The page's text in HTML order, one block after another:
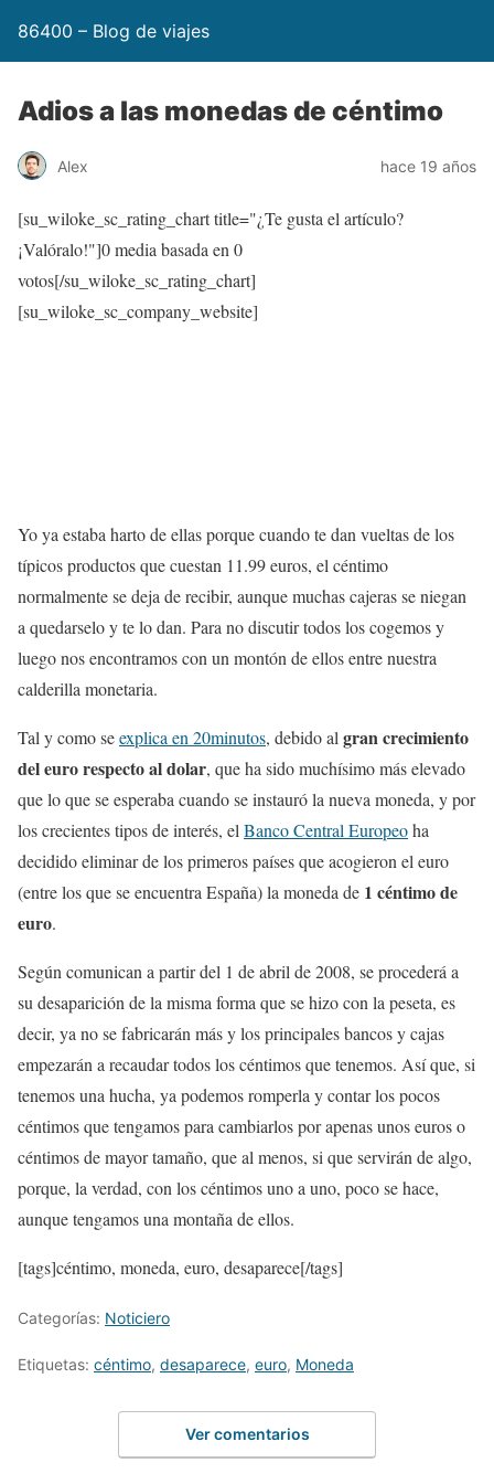
86400 – Blog de viajes
Adios a las monedas de céntimo
Alex hace 19 años
[su_wiloke_sc_rating_chart title="¿Te gusta el artículo?
¡Valóralo!"]0media basada en 0
votos[/su_wiloke_sc_rating_chart]
[su_wiloke_sc_company_website]
Yo ya estaba harto de ellas porque cuando te dan vueltas de los
típicos productos que cuestan 11.99 euros, el céntimo
normalmente se deja de recibir, aunque muchas cajeras se niegan
a quedarselo y te lo dan. Para no discutir todos los cogemos y
luego nos encontramos con un montón de ellos entre nuestra
calderilla monetaria.
Tal y como seexplica en 20minutos, debido algran crecimiento
del euro respecto al dolar, que ha sido muchísimo más elevado
que lo que se esperaba cuando se instauró la nueva moneda, y por
los crecientes tipos de interés, elBanco Central Europeoha
decidido eliminar de los primeros países que acogieron el euro
(entre los que se encuentra España) la moneda de 1 céntimo de
euro.
Según comunican a partir del 1 de abril de 2008, se procederá a
su desaparición de la misma forma que se hizo con la peseta, es
decir, ya no se fabricarán más y los principales bancos y cajas
empezarán a recaudar todos los céntimos que tenemos. Así que, si
tenemos una hucha, ya podemos romperla y contar los pocos
céntimos que tengamos para cambiarlos por apenas unos euros o
céntimos de mayor tamaño, que al menos, si que servirán de algo,
porque, la verdad, con los céntimos uno a uno, poco se hace,
aunque tengamos una montaña de ellos.
[tags]céntimo, moneda, euro, desaparece[/tags]
Categorías: Noticiero
Etiquetas: céntimo, desaparece, euro, Moneda
Ver comentarios